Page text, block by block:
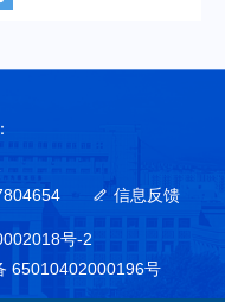
信息反馈
号-2
65010402000196号